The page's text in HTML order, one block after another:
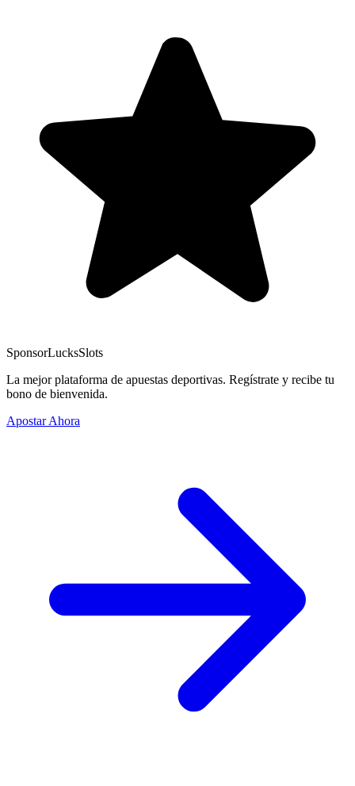
SponsorLucksSlots
La mejor plataforma de apuestas deportivas. Regístrate y recibe tu
bono de bienvenida.
Apostar Ahora